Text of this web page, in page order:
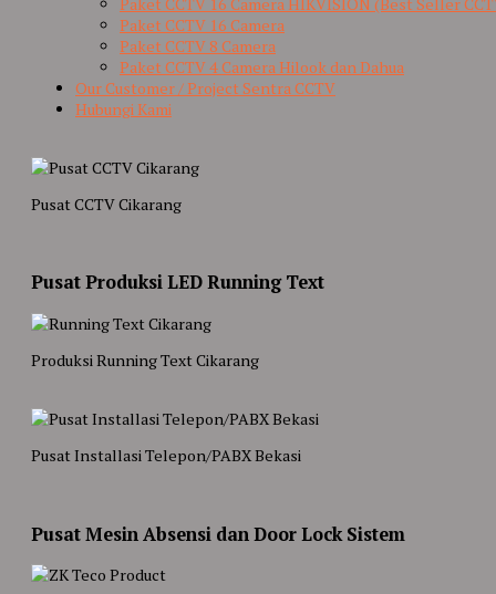
Paket CCTV 16 Camera
Paket CCTV 8 Camera
Paket CCTV 4 Camera Hilook dan Dahua
Our Customer / Project Sentra CCTV
Hubungi Kami
Pusat CCTV Cikarang
Pusat Produksi LED Running Text
Produksi Running Text Cikarang
Pusat Installasi Telepon/PABX Bekasi
Pusat Mesin Absensi dan Door Lock Sistem